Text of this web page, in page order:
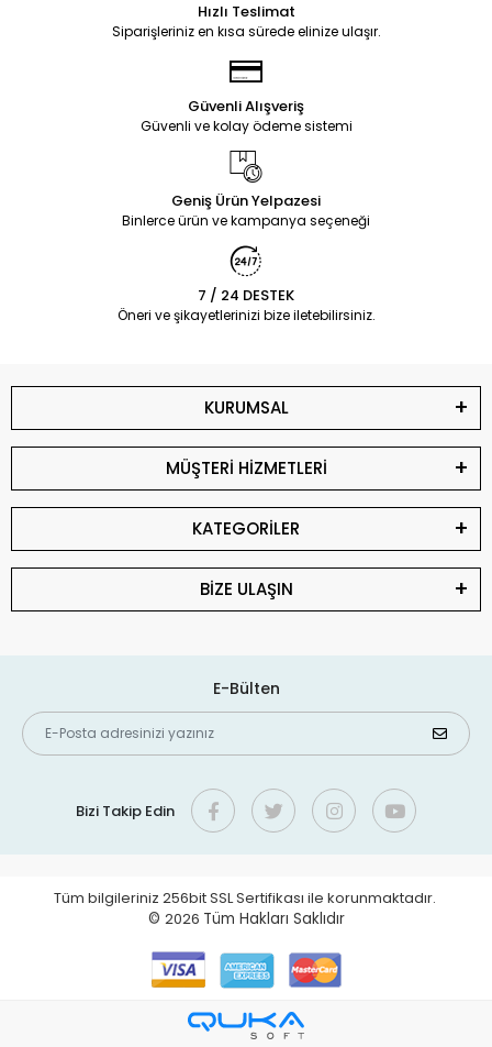
Hızlı Teslimat
Siparişleriniz en kısa sürede elinize ulaşır.
Güvenli Alışveriş
Güvenli ve kolay ödeme sistemi
Geniş Ürün Yelpazesi
Binlerce ürün ve kampanya seçeneği
7 / 24 DESTEK
Öneri ve şikayetlerinizi bize iletebilirsiniz.
KURUMSAL
MÜŞTERİ HİZMETLERİ
KATEGORİLER
BİZE ULAŞIN
E-Bülten
Bizi Takip Edin
Tüm bilgileriniz 256bit SSL Sertifikası ile korunmaktadır.
© 2026 Tüm Hakları Saklıdır